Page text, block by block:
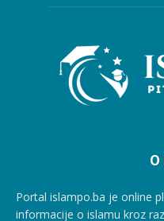
Portal islampo.ba je online
informacije o islamu kroz